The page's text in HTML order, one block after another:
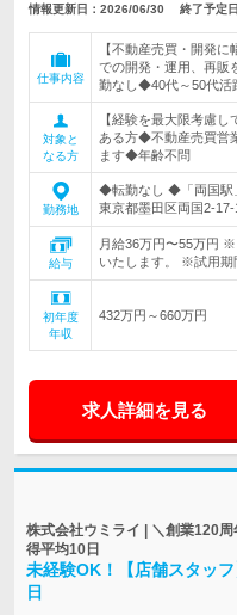
情報更新日：2026/06/30 終了予定
仕事内容
【不動産売買・開発
での開発・運用、再販
勤なし◆40代～50代活
対象と
なる方
【経験を最大限考慮
ある方◆不動産売買営
ます◆年齢不問
勤務地
◆転勤なし ◆「両国駅
東京都墨田区両国2-17-
給与
月給36万円〜55万円
いたします。 ※試用期
初年度
年収
432万円～660万円
求人詳細を見る
株式会社ウミライ | ＼創業120
得平均10日
未経験OK！【店舗スタッ
日